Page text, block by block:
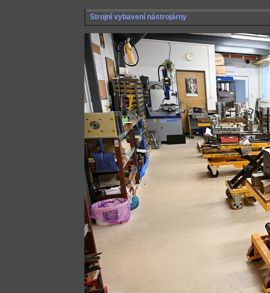
Strojní vybavení nástrojárny